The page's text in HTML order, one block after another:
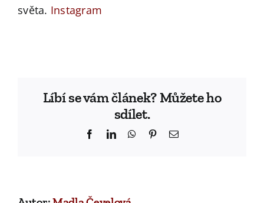
světa. Instagram
Líbí se vám článek? Můžete ho
sdílet.
FacebookLinkedInWhatsApp
PinterestEmail